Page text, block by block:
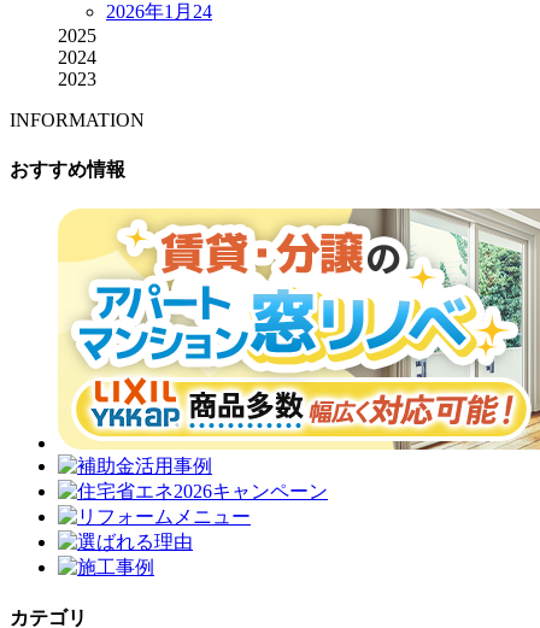
2026年1月 24
2025
2024
2023
INFORMATION
おすすめ情報
カテゴリ